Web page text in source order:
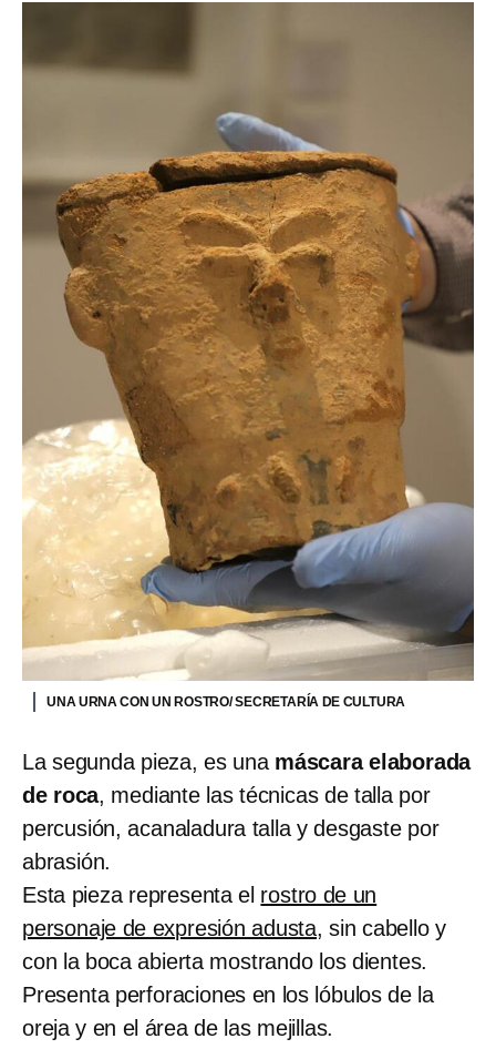
UNA URNA CON UN ROSTRO/ SECRETARÍA DE CULTURA
La segunda pieza, es una máscara elaborada
de roca, mediante las técnicas de talla por
percusión, acanaladura talla y desgaste por
abrasión.
Esta pieza representa el rostro de un
personaje de expresión adusta, sin cabello y
con la boca abierta mostrando los dientes.
Presenta perforaciones en los lóbulos de la
oreja y en el área de las mejillas.